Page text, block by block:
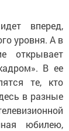
вперед,
уровня. А в
открывает
В ее
те, кто
в разные
юбилею,